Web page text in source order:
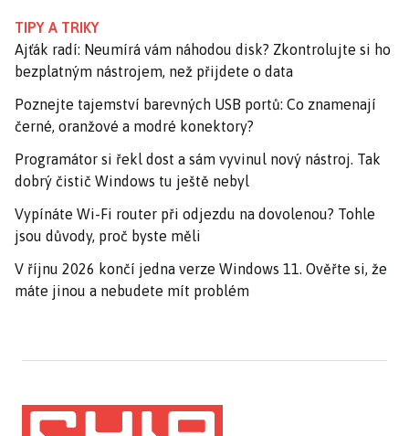
TIPY A TRIKY
Ajťák radí: Neumírá vám náhodou disk? Zkontrolujte si ho
bezplatným nástrojem, než přijdete o data
Poznejte tajemství barevných USB portů: Co znamenají
černé, oranžové a modré konektory?
Programátor si řekl dost a sám vyvinul nový nástroj. Tak
dobrý čistič Windows tu ještě nebyl
Vypínáte Wi-Fi router při odjezdu na dovolenou? Tohle
jsou důvody, proč byste měli
V říjnu 2026 končí jedna verze Windows 11. Ověřte si, že
máte jinou a nebudete mít problém